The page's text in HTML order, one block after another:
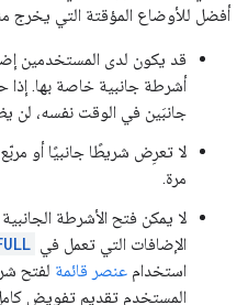
أفضل للأوضاع المؤقتة التي يخرج
قد يكون لدى المستخدمين
أشرطة جانبية خاصة بها.
جانبَين في الوقت نفسه،
لا تعرِض شريطًا جانبيًا أو
مرة.
لا يمكن فتح الأشرطة
الإضافات التي تعمل في
استخدام عنصر قائمة لفتح
المستخدم تقديم تفويض